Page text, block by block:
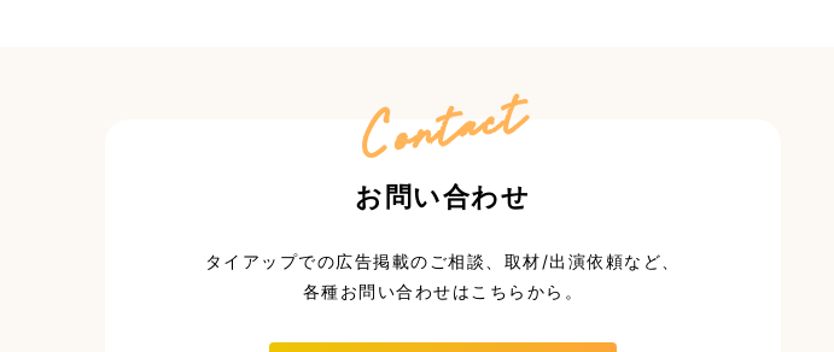
お問い合わせ
Contact
タイアップでの広告掲載のご相談、取材/出演依頼など、
各種お問い合わせはこちらから。